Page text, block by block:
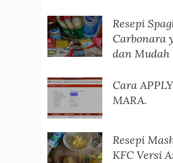
Resepi
Carbonara
dan Mudah
Cara
MARA.
Resepi
KFC Versi